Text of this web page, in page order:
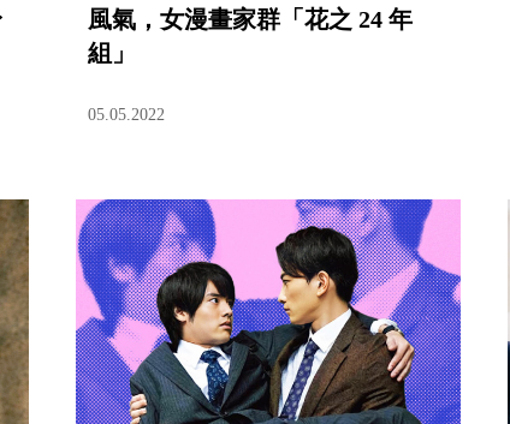
風氣，女漫畫家群「花之 24 年
組」
05.05.2022